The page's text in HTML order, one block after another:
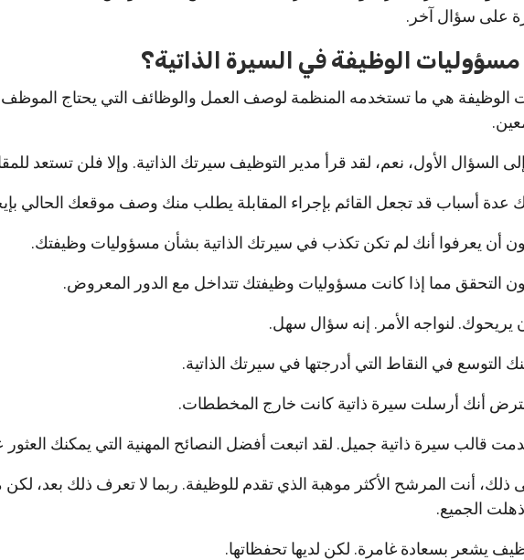
على سؤال آخر.
الوظيفة في السيرة الذاتية؟
الوظيفة هي ما تستخدمه المنظمة لوصف العمل والوظائف التي يحتاج الموظف
السؤال الأول، نعم، لقد قرأ مدير التوظيف سيرتك الذاتية. وإلا فلن تستعد
عدة أسباب قد تجعل القائم بإجراء المقابلة يطلب منك وصف موقعك الحالي
أن يعرفوا أنك لم تكن تكذب في سيرتك الذاتية بشأن مسؤوليات وظيفتك.
التحقق مما إذا كانت مسؤوليات وظيفتك تتداخل مع الدور المعروض.
يريحوك. لنواجه الأمر. إنه سؤال سهل.
التوسع في النقاط التي أدرجتها في سيرتك الذاتية.
أنك أرسلت سيرة ذاتية كانت خارج المخططات.
قالب سيرة ذاتية جميل. لقد اتبعت أفضل النصائح المهنية التي يمكنك العثور
ذلك، أنت المرشح الأكثر موهبة الذي تقدم للوظيفة. ربما لا تعرف ذلك بعد، لكن
الجميع.
يشعر بسعادة غامرة. لكن لديها تحفظاتها.